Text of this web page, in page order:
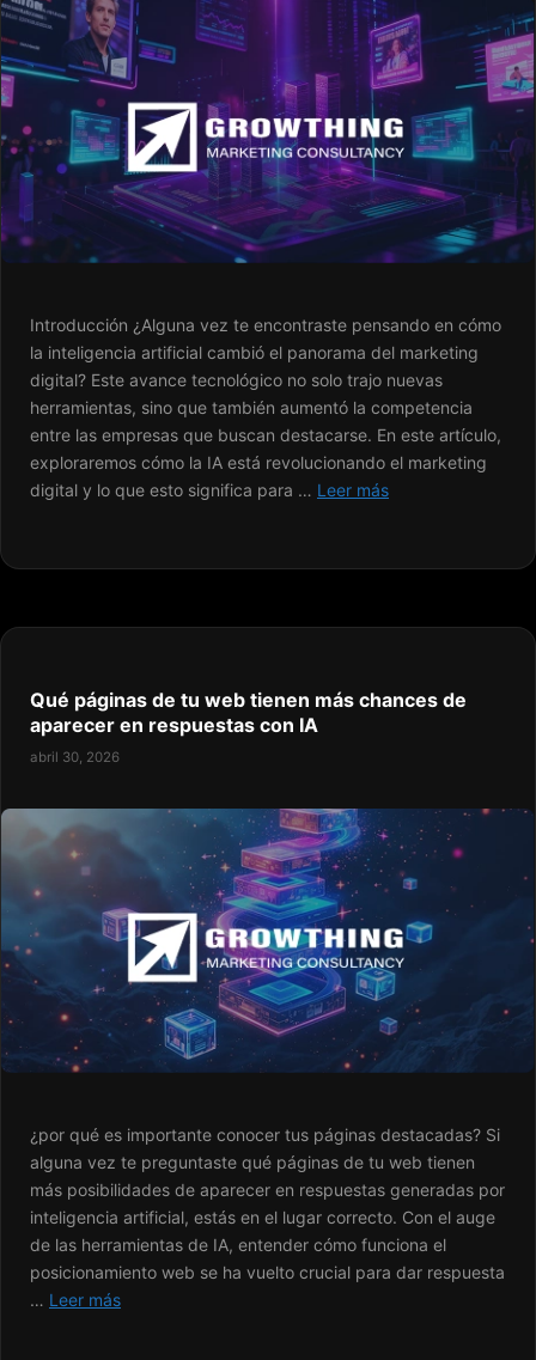
Introducción ¿Alguna vez te encontraste pensando en cómo
la inteligencia artificial cambió el panorama del marketing
digital? Este avance tecnológico no solo trajo nuevas
herramientas, sino que también aumentó la competencia
entre las empresas que buscan destacarse. En este artículo,
exploraremos cómo la IA está revolucionando el marketing
digital y lo que esto significa para … Leer más
Qué páginas de tu web tienen más chances de
aparecer en respuestas con IA
abril 30, 2026
¿por qué es importante conocer tus páginas destacadas? Si
alguna vez te preguntaste qué páginas de tu web tienen
más posibilidades de aparecer en respuestas generadas por
inteligencia artificial, estás en el lugar correcto. Con el auge
de las herramientas de IA, entender cómo funciona el
posicionamiento web se ha vuelto crucial para dar respuesta
… Leer más